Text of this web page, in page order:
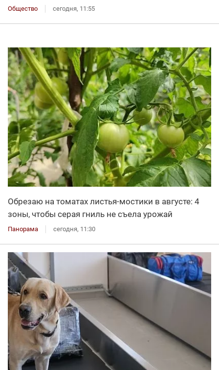
Общество сегодня, 11:55
Обрезаю на томатах листья-мостики в августе: 4
зоны, чтобы серая гниль не съела урожай
Панорама сегодня, 11:30